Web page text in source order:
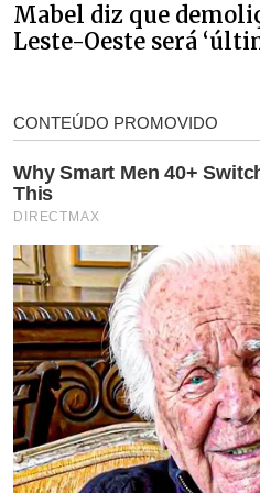
Mabel diz que
Leste-Oeste será